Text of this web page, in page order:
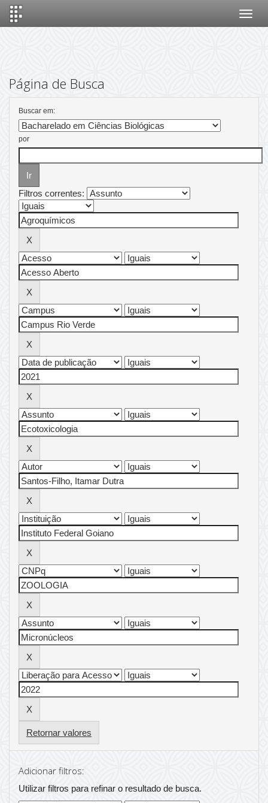
Página de Busca
Buscar em:
por
Filtros correntes:
Retornar valores
Adicionar filtros:
Utilizar filtros para refinar o resultado de busca.